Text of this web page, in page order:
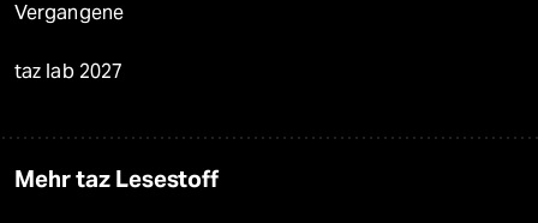
Vergangene
taz lab 2027
Mehr taz Lesestoff